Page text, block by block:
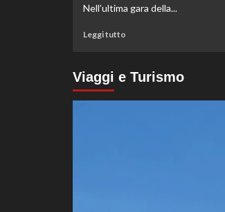
Paltrinieri
nella
Nell’ultima gara della...
Leggi tuttoLeggi
su
Storico
en
Viaggi e Turismo